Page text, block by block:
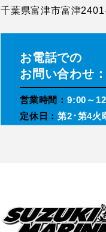
千葉県富津市富津
お電話での
お問い合わせ：
営業時間： 9:00～
定休日：第2･第4火